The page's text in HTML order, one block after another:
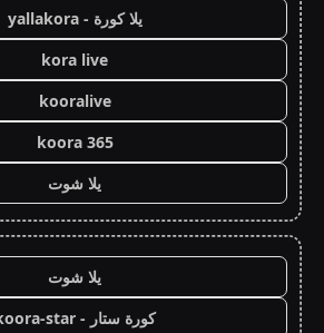
يلا كورة - yallakora
kora live
kooralive
koora 365
يلا شوت
يلا شوت
كورة ستار - koora-star